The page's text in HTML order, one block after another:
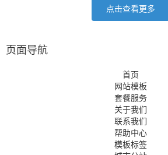
点击查看更多
页面导航
首页
网站模板
套餐服务
关于我们
联系我们
帮助中心
模板标签